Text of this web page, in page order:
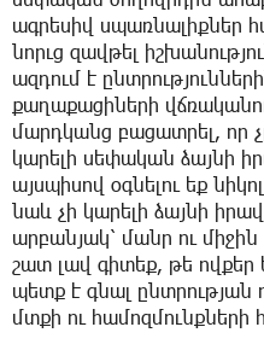
ագրեսիվ սպառնալիքներ
նորւց զավթել
ազդում է
քաղաքացիների
մարդկանց բացատրել, որ
կարելի սեփական ձայնի
այսպիսով օգնելու եք
նաև չի կարելի ձայնի
արբանյակ՝ մանր ու
շատ լավ գիտեք, թե ովքեր
պետք է գնալ ընտրության
մտքի ու համոզմունքների